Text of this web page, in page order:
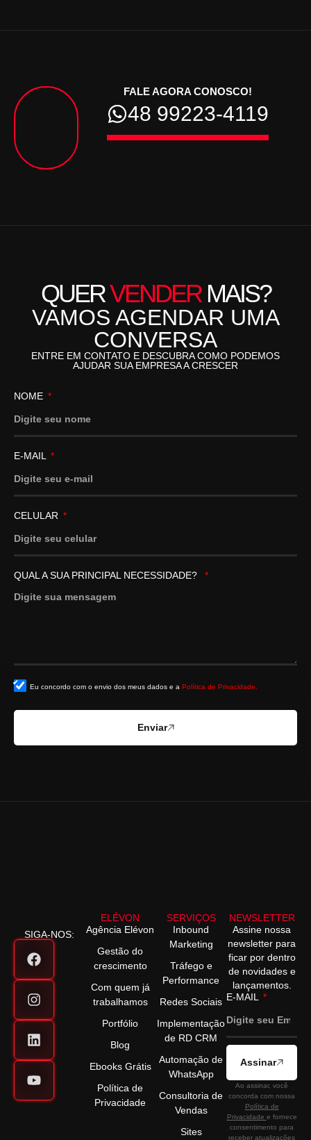
FALE AGORA CONOSCO!
48 99223-4119
QUERVENDERMAIS?
VAMOS AGENDAR UMA
CONVERSA
ENTRE EM CONTATO E DESCUBRA COMO PODEMOS
AJUDAR SUA EMPRESA A CRESCER
NOME
E-MAIL
CELULAR
QUAL A SUA PRINCIPAL NECESSIDADE?
Eu concordo com o envio dos meus dados e a Política de Privacidade.
Enviar
SIGA-NOS:
ELÉVON
Agência Elévon
Gestão do
crescimento
Com quem já
trabalhamos
Portfólio
Blog
Ebooks Grátis
Política de
Privacidade
SERVIÇOS
Inbound
Marketing
Tráfego e
Performance
Redes Sociais
Implementação
de RD CRM
Automação de
WhatsApp
Consultoria de
Vendas
Sites
NEWSLETTER
Assine nossa
newsletter para
ficar por dentro
de novidades e
lançamentos.
E-MAIL
Assinar
Ao assinar, você
concorda com nossa
Política de
Privacidade e fornece
consentimento para
receber atualizações